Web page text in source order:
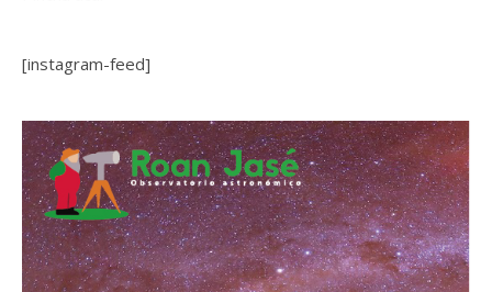
[instagram-feed]